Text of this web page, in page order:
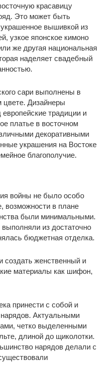
красавицу
Это может быть
вышивкой из
узкое японское кимоно
же другая национальная
наделяет свадебный
сари выполнены в
Дизайнеры
традиции и
платье в восточном
декоративными
украшения на Востоке
благополучие.
войны не было особо
возможности в плане
были минимальными.
выполняли из достаточно
бюджетная отделка.
создать женственный и
материалы как шифон,
принести с собой и
Актуальными
четко выделенными
длиной до щиколотки.
нарядов делали с